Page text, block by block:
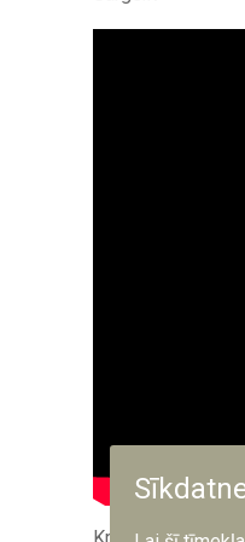
Krievijas agresija